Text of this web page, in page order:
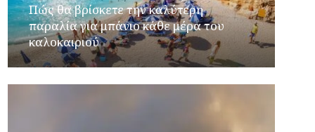
Πώς θα βρίσκετε την καλύτερη
παραλία για μπάνιο κάθε μέρα του
καλοκαιριού